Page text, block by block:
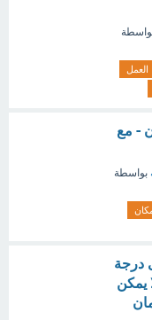
العمل
- مع
بواسطة
درجة
يمكن